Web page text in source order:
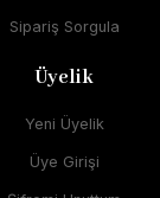
Sipariş Sorgula
Üyelik
Yeni Üyelik
Üye Girişi